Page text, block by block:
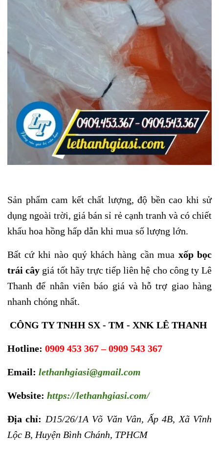
Sản phẩm cam kết chất lượng, độ bền cao khi sử
dụng ngoài trời, giá bán sỉ rẻ cạnh tranh và có chiết
khấu hoa hồng hấp dẫn khi mua số lượng lớn.
Bất cứ khi nào quý khách hàng cần mua xốp bọc
trái cây giá tốthãy trực tiếp liên hệ cho công ty Lê
Thanh để nhân viên báo giá và hỗ trợ giao hàng
nhanh chóng nhất.
CÔNG TY TNHH SX - TM - XNK LÊ THANH
Hotline: 0909 453 367 – 0909 543 367
Email: lethanhgiasi@gmail.com
Website: https://lethanhgiasi.com/
Địa chỉ: D15/26/1A Võ Văn Vân, Ấp 4B, Xã Vĩnh
Lộc B, Huyện Bình Chánh, TPHCM